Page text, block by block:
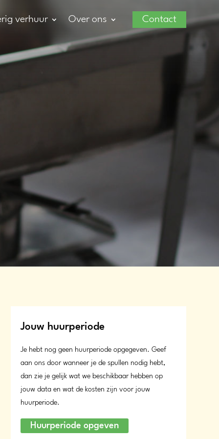
verhuur Over ons Contact
Jouw huurperiode
Je hebt nog geen huurperiode opgegeven. Geef
aan ons door wanneer je de spullen nodig hebt,
dan zie je gelijk wat we beschikbaar hebben op
jouw data en wat de kosten zijn voor jouw
huurperiode.
Huurperiode opgeven